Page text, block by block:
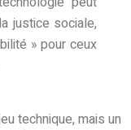
justice sociale,
» pour ceux
technique, mais un